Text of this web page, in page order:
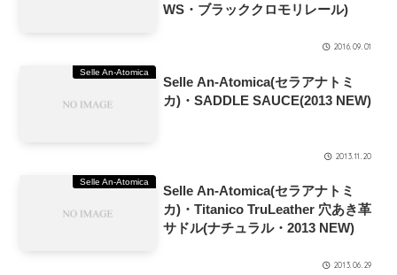
WS・ブラッククロモリレール)
2016.09.01
Selle An-Atomica
Selle An-Atomica(セラアナトミ
カ)・SADDLE SAUCE(2013 NEW)
2013.11.20
Selle An-Atomica
Selle An-Atomica(セラアナトミ
カ)・Titanico TruLeather 穴あき革
サドル(ナチュラル・2013 NEW)
2013.06.29